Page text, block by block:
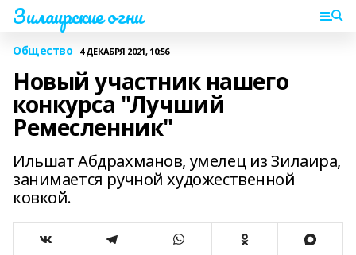
Зилаирские огни
Общество 4 ДЕКАБРЯ 2021, 10:56
Новый участник нашего
конкурса "Лучший
Ремесленник"
Ильшат Абдрахманов, умелец из Зилаира,
занимается ручной художественной
ковкой.